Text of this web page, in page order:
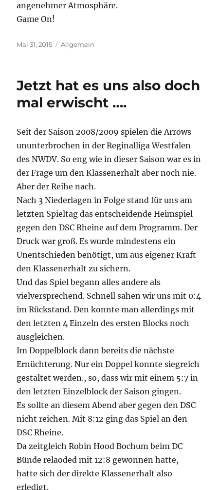
angenehmer Atmosphäre.
Game On!
Veröffentlicht
Mai 31, 2015 Kategorien
Allgemein
Jetzt hat es uns also doch
mal erwischt ….
Seit der Saison 2008/2009 spielen die Arrows
ununterbrochen in der Reginalliga Westfalen
des NWDV. So eng wie in dieser Saison war es in
der Frage um den Klassenerhalt aber noch nie.
Aber der Reihe nach.
Nach 3 Niederlagen in Folge stand für uns am
letzten Spieltag das entscheidende Heimspiel
gegen den DSC Rheine auf dem Programm. Der
Druck war groß. Es wurde mindestens ein
Unentschieden benötigt, um aus eigener Kraft
den Klassenerhalt zu sichern.
Und das Spiel begann alles andere als
vielversprechend. Schnell sahen wir uns mit 0:4
im Rückstand. Den konnte man allerdings mit
den letzten 4 Einzeln des ersten Blocks noch
ausgleichen.
Im Doppelblock dann bereits die nächste
Ernüchterung. Nur ein Doppel konnte siegreich
gestaltet werden., so, dass wir mit einem 5:7 in
den letzten Einzelblock der Saison gingen.
Es sollte an diesem Abend aber gegen den DSC
nicht reichen. Mit 8:12 ging das Spiel an den
DSC Rheine.
Da zeitgleich Robin Hood Bochum beim DC
Bünde relaoded mit 12:8 gewonnen hatte,
hatte sich der direkte Klassenerhalt also
erledigt.